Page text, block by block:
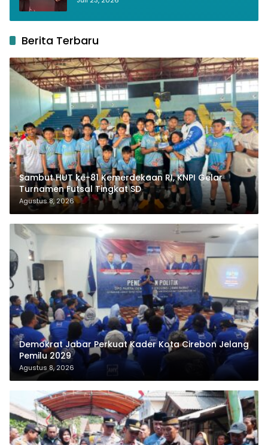
Berita Terbaru
Sambut HUT ke-81 Kemerdekaan RI, KNPI Gelar
Turnamen Futsal Tingkat SD
Agustus 8, 2026
Demokrat Jabar Perkuat Kader Kota Cirebon Jelang
Pemilu 2029
Agustus 8, 2026